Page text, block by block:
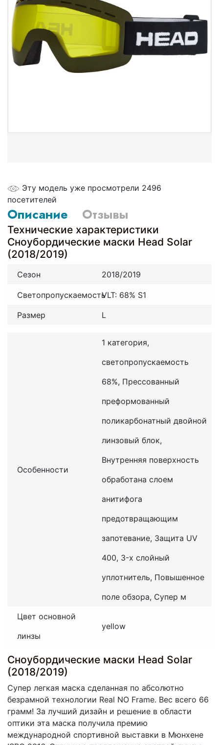
Эту модель уже просмотрели 2496
посетителей
Описание Отзывы
Технические характеристики
Сноубордические маски Head Solar
(2018/2019)
Сезон 2018/2019
СветопропускаемостьVLT: 68% S1
Размер L
Особенности
1 категория,
светопропускаемость
68%, Прессованный
преформованный
поликарбонатный двойной
линзовый блок,
Внутренняя поверхность
обработана слоем
анитифога
предотвращающим
запотевание, Защита UV
400, 3-х слойный
уплотнитель, Повышенное
поле обзора, Супер м
Цвет основной
линзы
yellow
Сноубордические маски Head Solar
(2018/2019)
Супер легкая маска сделанная по абсолютно
безрамной технологии Real NO Frame. Вес всего 66
грамм! За лучший дизайн и решение в области
оптики эта маска получила премию
международной спортивной выставки в Мюнхене